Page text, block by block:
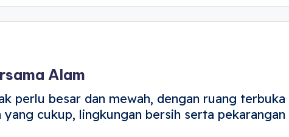
Alam
perlu besar dan mewah, dengan ruang
yang cukup, lingkungan bersih serta